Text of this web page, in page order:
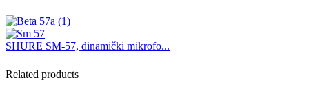
SHURE SM-57, dinamički mikrofo...
Related products